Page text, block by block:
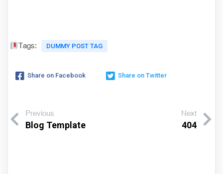
Tags: DUMMY POST TAG
Share on Facebook Share on Twitter
Previous
Blog Template
Next
404